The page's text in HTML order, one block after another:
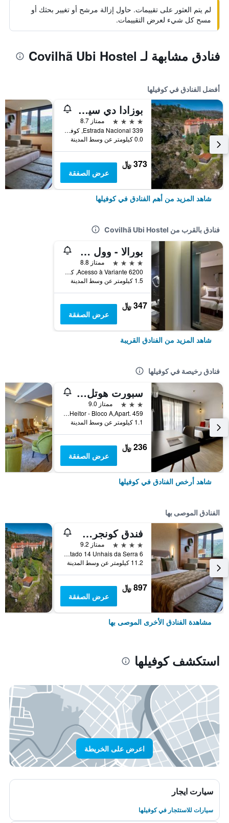
لم يتم العثور على تقييمات. حاول إزالة مرشح أو تغيير بحثك أو
مسح كل شيء لعرض التقييمات.
فنادق مشابهة لـ Covilhã Ubi Hostel
أفضل الفنادق في كوفيلها
بوزادا دي سيرا دا إستيرلا - هيستوريك هوتل
4 نجوم
ممتاز 8.7
Estrada Nacional 339, كوفيلها, محافظة كاستيلو برانكو, البرتغال
0.0 كيلومتر عن وسط المدينة
373 ﷼
عرض الصفقة
شاهد المزيد من أهم الفنادق في كوفيلها
فنادق بالقرب من Covilhã Ubi Hostel
بورالا - وول فالي هوتل آند سبا
4 نجوم
ممتاز 8.8
Acesso à Variante 6200, كوفيلها, محافظة كاستيلو برانكو, البرتغال
1.5 كيلومتر عن وسط المدينة
347 ﷼
عرض الصفقة
شاهد المزيد من الفنادق القريبة
فنادق رخيصة في كوفيلها
سبورت هوتل جيم آند سبا
3 نجوم
ممتاز 9.0
Avenida Frei Heitor - Bloco A,Apart. 459, كوفيلها, محافظة كاستيلو برانكو, البرتغال
1.1 كيلومتر عن وسط المدينة
236 ﷼
عرض الصفقة
شاهد أرخص الفنادق في كوفيلها
الفنادق الموصى بها
فندق كونجرس والنادي الصحي الطبي
4 نجوم
ممتاز 9.2
Av. Das Termas Apartado 14 Unhais da Serra 6, كوفيلها, محافظة كاستيلو برانكو, البرتغال
11.2 كيلومتر عن وسط المدينة
897 ﷼
عرض الصفقة
مشاهدة الفنادق الأخرى الموصى بها
استكشف كوفيلها
اعرض على الخريطة
سيارت ايجار
سيارات للاستئجار في كوفيلها